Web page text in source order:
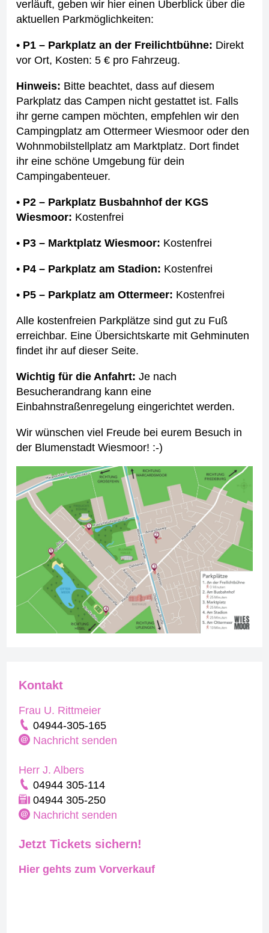
verläuft, geben wir hier einen Überblick über die
aktuellen Parkmöglichkeiten:
• P1 – Parkplatz an der Freilichtbühne: Direkt
vor Ort, Kosten: 5 € pro Fahrzeug.
Hinweis: Bitte beachtet, dass auf diesem
Parkplatz das Campen nicht gestattet ist. Falls
ihr gerne campen möchten, empfehlen wir den
Campingplatz am Ottermeer Wiesmoor oder den
Wohnmobilstellplatz am Marktplatz. Dort findet
ihr eine schöne Umgebung für dein
Campingabenteuer.
• P2 – Parkplatz Busbahnhof der KGS
Wiesmoor: Kostenfrei
• P3 – Marktplatz Wiesmoor: Kostenfrei
• P4 – Parkplatz am Stadion: Kostenfrei
• P5 – Parkplatz am Ottermeer: Kostenfrei
Alle kostenfreien Parkplätze sind gut zu Fuß
erreichbar. Eine Übersichtskarte mit Gehminuten
findet ihr auf dieser Seite.
Wichtig für die Anfahrt: Je nach
Besucherandrang kann eine
Einbahnstraßenregelung eingerichtet werden.
Wir wünschen viel Freude bei eurem Besuch in
der Blumenstadt Wiesmoor! :-)
Kontakt
Frau U. Rittmeier
04944-305-165
Nachricht senden
Herr J. Albers
04944 305-114
04944 305-250
Nachricht senden
Jetzt Tickets sichern!
Hier gehts zum Vorverkauf